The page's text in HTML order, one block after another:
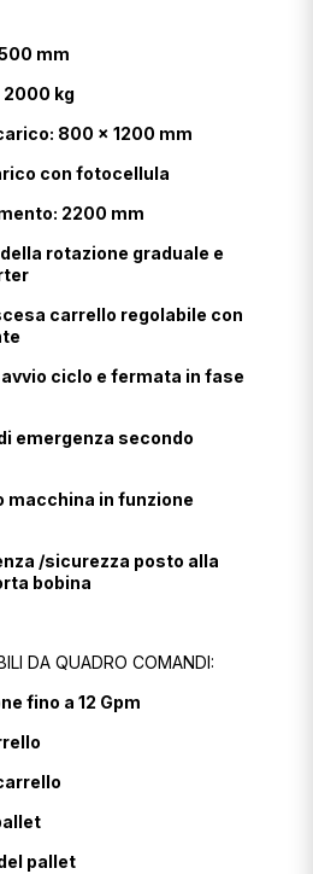
mm
2000 kg
800 x 1200 mm
con fotocellula
2200 mm
rotazione graduale e
carrello regolabile con
ciclo e fermata in fase
emergenza secondo
macchina in funzione
/sicurezza posto alla
bobina
DA QUADRO COMANDI:
fino a 12 Gpm
pallet